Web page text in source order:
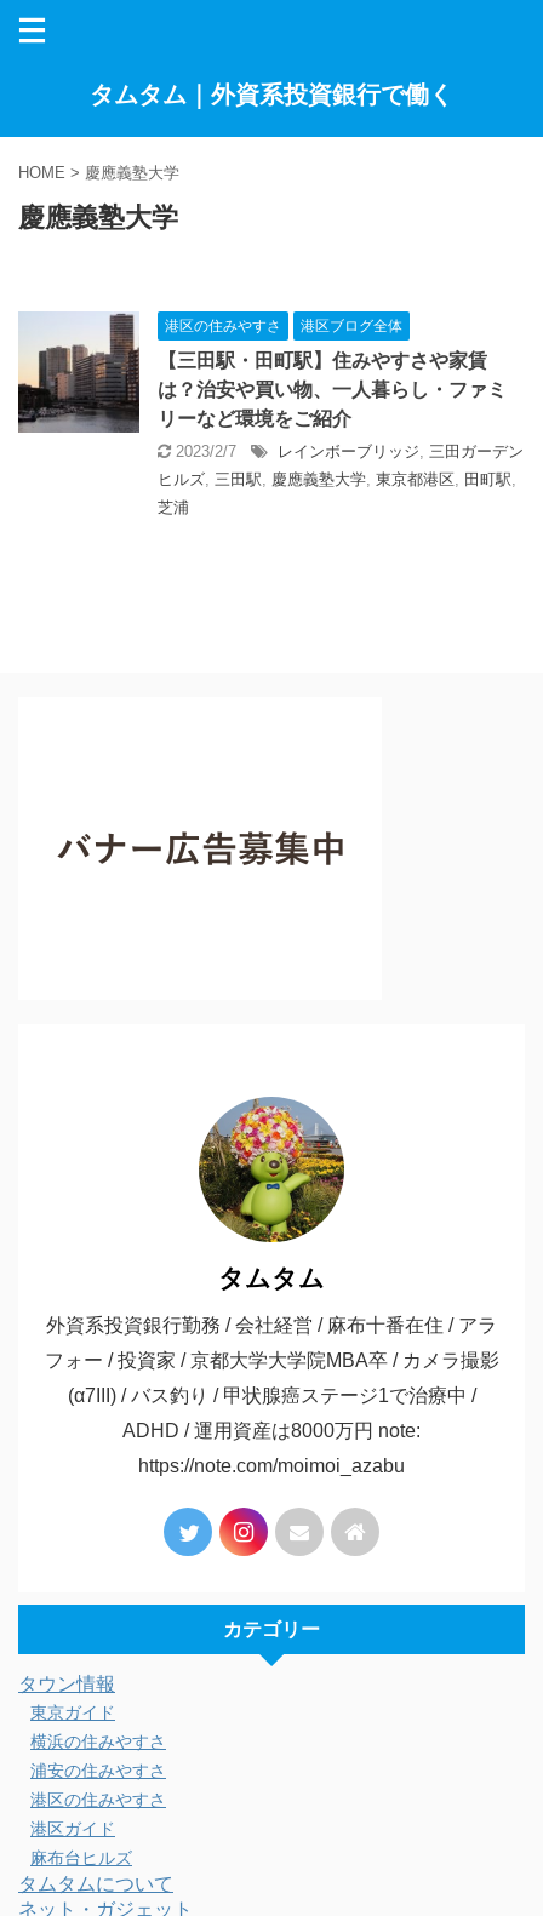
タムタム｜外資系投資銀行で働く
HOME > 慶應義塾大学
慶應義塾大学
港区の住みやすさ 港区ブログ全体
【三田駅・田町駅】住みやすさや家賃
は？治安や買い物、一人暮らし・ファミ
リーなど環境をご紹介
2023/2/7 レインボーブリッジ, 三田ガーデン
ヒルズ, 三田駅, 慶應義塾大学, 東京都港区, 田町駅,
芝浦
タムタム
外資系投資銀行勤務 / 会社経営 / 麻布十番在住 / アラ
フォー / 投資家 / 京都大学大学院MBA卒 / カメラ撮影
(α7III) / バス釣り / 甲状腺癌ステージ1で治療中 /
ADHD / 運用資産は8000万円 note:
https://note.com/moimoi_azabu
カテゴリー
タウン情報
東京ガイド
横浜の住みやすさ
浦安の住みやすさ
港区の住みやすさ
港区ガイド
麻布台ヒルズ
タムタムについて
ネット・ガジェット